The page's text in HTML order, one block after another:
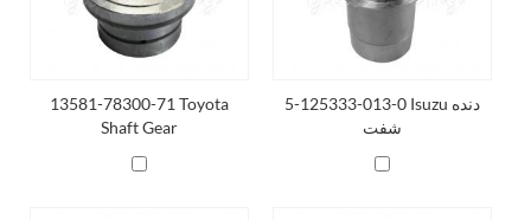
13581-78300-71 Toyota
Shaft Gear
5-125333-013-0 Isuzu دنده
شفت